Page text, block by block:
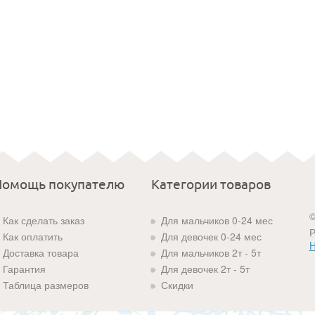
покупателю
Как сделать заказ
Как оплатить
Доставка товара
Гарантия
Таблица размеров
Категории товаров
Для мальчиков 0-24 мес
Для девочек 0-24 мес
Для мальчиков 2т - 5т
Для девочек 2т - 5т
Скидки